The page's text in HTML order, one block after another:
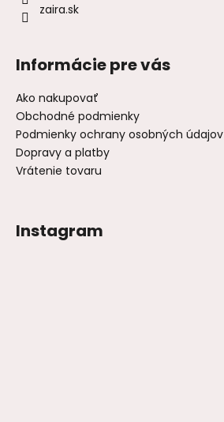
zaira.sk
Informácie pre vás
Ako nakupovať
Obchodné podmienky
Podmienky ochrany osobných údajov
Dopravy a platby
Vrátenie tovaru
Instagram